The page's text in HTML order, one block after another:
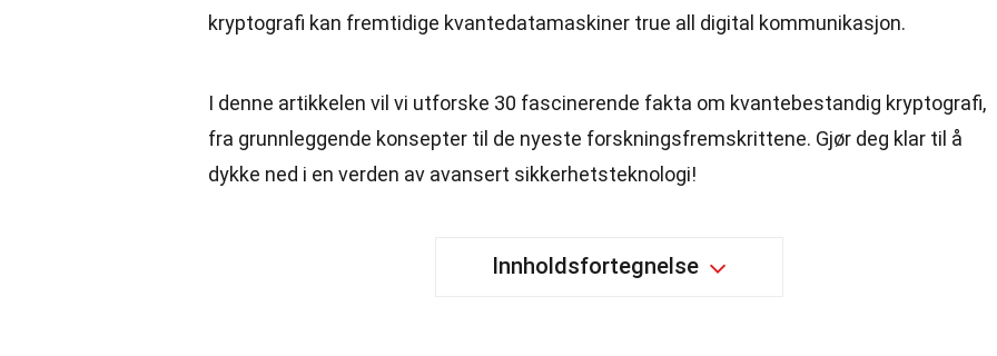
kryptografi kan fremtidige kvantedatamaskiner true all digital kommunikasjon.
I denne artikkelen vil vi utforske 30 fascinerende fakta om kvantebestandig kryptografi,
fra grunnleggende konsepter til de nyeste forskningsfremskrittene. Gjør deg klar til å
dykke ned i en verden av avansert sikkerhetsteknologi!
Innholdsfortegnelse